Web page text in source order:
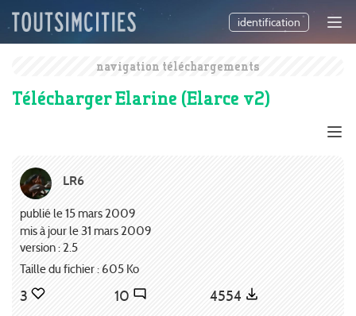
identification
navigation téléchargements
Télécharger Elarine (Elarce v2)
LR6
publié le 15 mars 2009
mis à jour le 31 mars 2009
version : 2.5
Taille du fichier : 605 Ko
3 10 4554